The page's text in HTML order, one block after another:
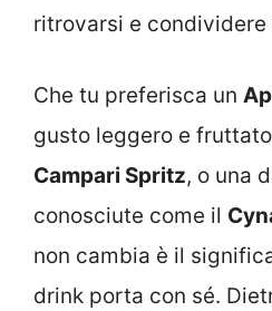
ritrovarsi e condividere
Che tu preferisca un
gusto leggero e
Campari Spritz, o una
conosciute come il
non cambia è il
drink porta con sé.